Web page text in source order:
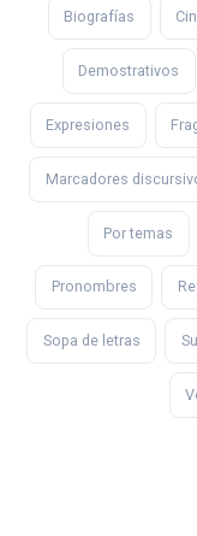
Biografías
Demostrativos
Expresiones
Marcadores
Por temas
Pronombres
Sopa de letras